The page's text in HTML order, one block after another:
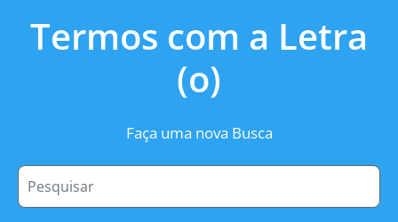
Termos com a Letra
(o)
Faça uma nova Busca